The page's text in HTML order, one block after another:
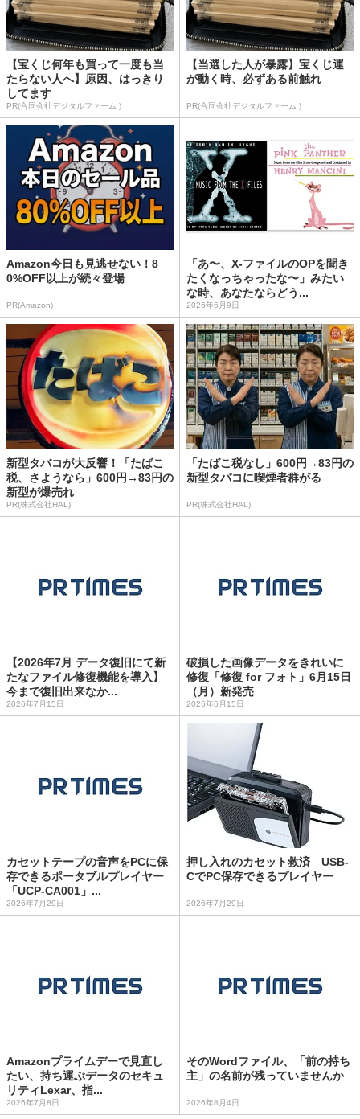
【宝くじ何年も買って一度も当
たらない人へ】原因、はっきり
してます
PR(合同会社デジタルファーム )
【当選した人が暴露】宝くじ運
が動く時、必ずある前触れ
PR(合同会社デジタルファーム )
Amazon今日も見逃せない！8
0%OFF以上が続々登場
PR(Amazon)
「あ〜、X-ファイルのOPを聞き
たくなっちゃったな〜」みたい
な時、あなたならどう...
2026年6月9日
新型タバコが大反響！「たばこ
税、さようなら」600円→83円の
新型が爆売れ
PR(株式会社HAL)
「たばこ税なし」600円→83円の
新型タバコに喫煙者群がる
PR(株式会社HAL)
【2026年7月 データ復旧にて新
たなファイル修復機能を導入】
今まで復旧出来なか...
2026年7月15日
破損した画像データをきれいに
修復「修復 for フォト」6月15日
（月）新発売
2026年6月15日
カセットテープの音声をPCに保
存できるポータブルプレイヤー
「UCP-CA001」...
2026年7月29日
押し入れのカセット救済 USB-
CでPC保存できるプレイヤー
2026年7月29日
Amazonプライムデーで見直し
たい、持ち運ぶデータのセキュ
リティLexar、指...
2026年7月8日
そのWordファイル、「前の持ち
主」の名前が残っていませんか
2026年8月4日